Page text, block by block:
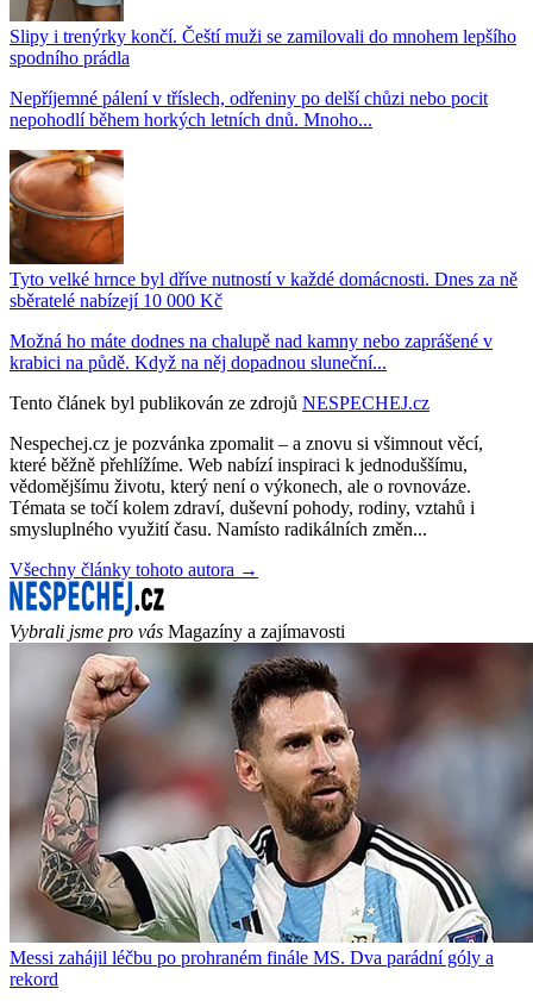
Slipy i trenýrky končí. Čeští muži se zamilovali do mnohem lepšího
spodního prádla
Nepříjemné pálení v tříslech, odřeniny po delší chůzi nebo pocit
nepohodlí během horkých letních dnů. Mnoho...
Tyto velké hrnce byl dříve nutností v každé domácnosti. Dnes za ně
sběratelé nabízejí 10 000 Kč
Možná ho máte dodnes na chalupě nad kamny nebo zaprášené v
krabici na půdě. Když na něj dopadnou sluneční...
Tento článek byl publikován ze zdrojů NESPECHEJ.cz
Nespechej.cz je pozvánka zpomalit – a znovu si všimnout věcí,
které běžně přehlížíme. Web nabízí inspiraci k jednoduššímu,
vědomějšímu životu, který není o výkonech, ale o rovnováze.
Témata se točí kolem zdraví, duševní pohody, rodiny, vztahů i
smysluplného využití času. Namísto radikálních změn...
Všechny články tohoto autora →
Vybrali jsme pro vás Magazíny a zajímavosti
Messi zahájil léčbu po prohraném finále MS. Dva parádní góly a
rekord